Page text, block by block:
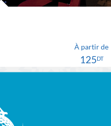
À partir de
125DT